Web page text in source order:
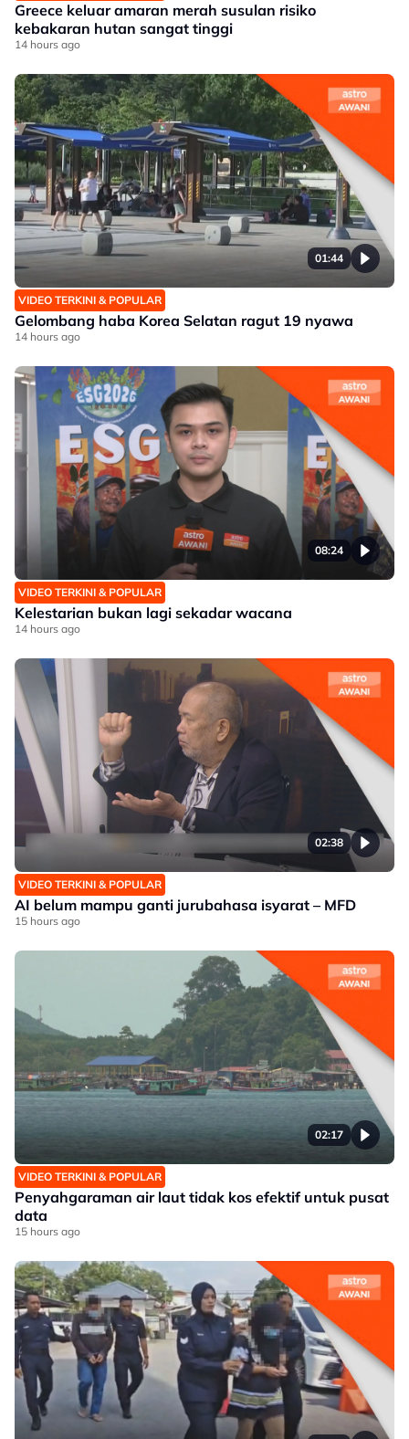
Greece keluar amaran merah susulan risiko
kebakaran hutan sangat tinggi
14 hours ago
01:44
VIDEO TERKINI & POPULAR
Gelombang haba Korea Selatan ragut 19 nyawa
14 hours ago
08:24
VIDEO TERKINI & POPULAR
Kelestarian bukan lagi sekadar wacana
14 hours ago
02:38
VIDEO TERKINI & POPULAR
AI belum mampu ganti jurubahasa isyarat – MFD
15 hours ago
02:17
VIDEO TERKINI & POPULAR
Penyahgaraman air laut tidak kos efektif untuk pusat
data
15 hours ago